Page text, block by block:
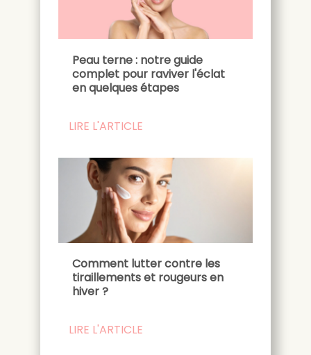
Peau terne : notre guide
complet pour raviver l'éclat
en quelques étapes
LIRE L'ARTICLE
Comment lutter contre les
tiraillements et rougeurs en
hiver ?
LIRE L'ARTICLE